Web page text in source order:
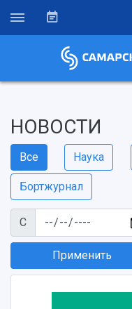
НОВОСТИ
Все Наука
Бортжурнал
С
Применить